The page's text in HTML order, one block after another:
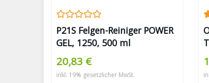
P21S Felgen-Reiniger POWER
GEL, 1250, 500 ml
20,83 €
inkl. 19% gesetzlicher MwSt.